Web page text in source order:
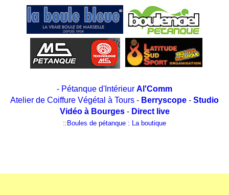
- Pétanque d'Intérieur Al'Comm
Atelier de Coiffure Végétal à Tours - Berryscope - Studio
Vidéo à Bourges- Direct live
:: Boules de pétanque : La boutique